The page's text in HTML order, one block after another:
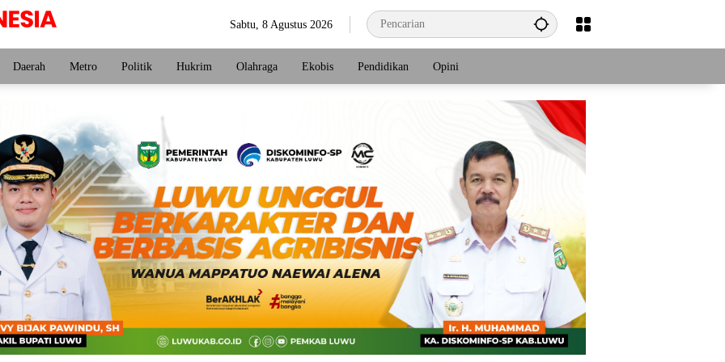
Sabtu, 8 Agustus 2026
Daerah Metro Politik Hukrim Olahraga Ekobis Pendidikan Opini